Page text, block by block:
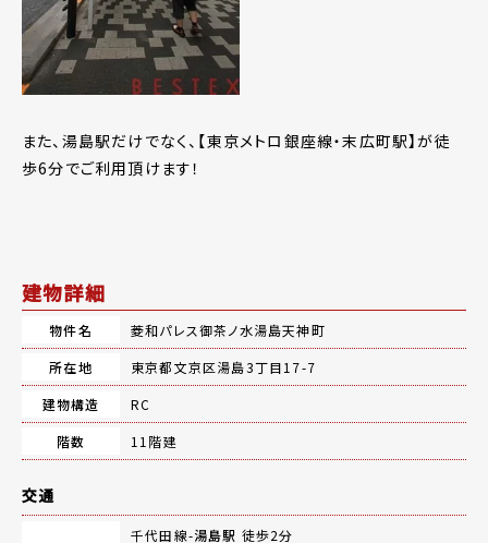
また、湯島駅だけでなく、【東京メトロ銀座線・末広町駅】が徒
歩6分でご利用頂けます！
建物詳細
物件名
菱和パレス御茶ノ水湯島天神町
所在地
東京都文京区湯島3丁目17-7
建物構造
RC
階数
11階建
交通
千代田線-湯島駅 徒歩2分